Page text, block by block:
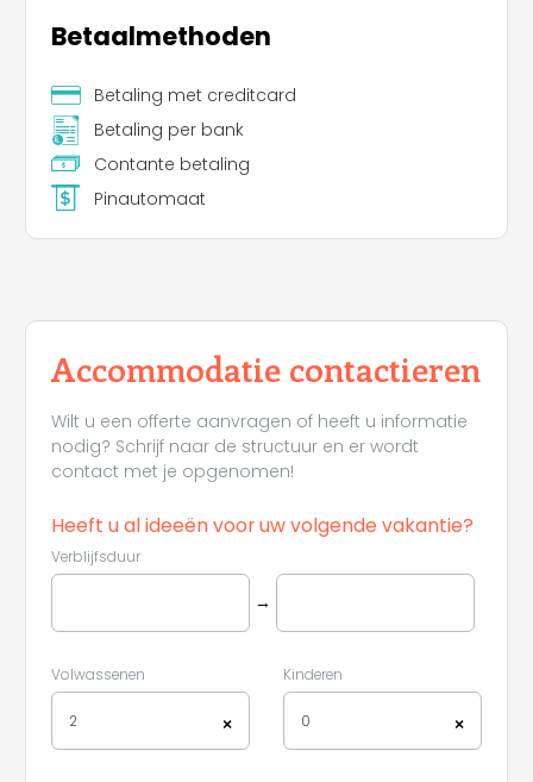
Betaalmethoden
Betaling met creditcard
Betaling per bank
Contante betaling
Pinautomaat
Accommodatie contactieren
Wilt u een offerte aanvragen of heeft u informatie
nodig? Schrijf naar de structuur en er wordt
contact met je opgenomen!
Heeft u al ideeën voor uw volgende vakantie?
Verblijfsduur
→
Volwassenen
×
2
Kinderen
×
0